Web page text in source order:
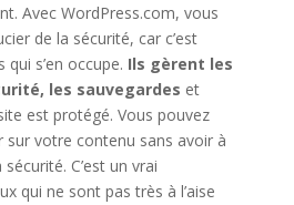
Avec WordPress.com, vous
de la sécurité, car c’est
qui s’en occupe. Ils gèrent les
les sauvegardes et
est protégé. Vous pouvez
sur votre contenu sans avoir à
C’est un vrai
qui ne sont pas très à l’aise